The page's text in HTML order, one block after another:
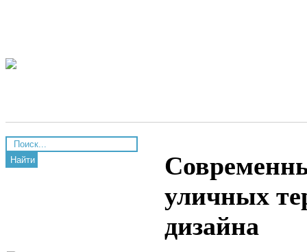
Найти
уличных
дизайна